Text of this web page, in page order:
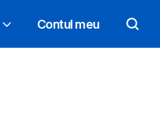
Contul meu